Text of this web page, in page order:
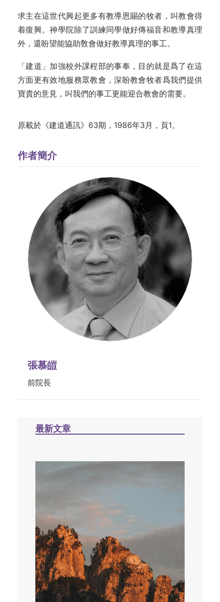
求主在這世代興起更多有教導恩賜的牧者，叫教會得
着復興。神學院除了訓練同學做好傳福音和教導真理
外，還盼望能協助敎會做好教導真理的事工。
「建道」加強校外課程部的事奉，目的就是爲了在這
方面更有效地服務眾教會，深盼教會牧者爲我們提供
寶貴的意見，叫我們的事工更能迎合教會的需要。
原載於《建道通訊》63期，1986年3月，頁1。
作者簡介
張慕皚
前院長
最新文章